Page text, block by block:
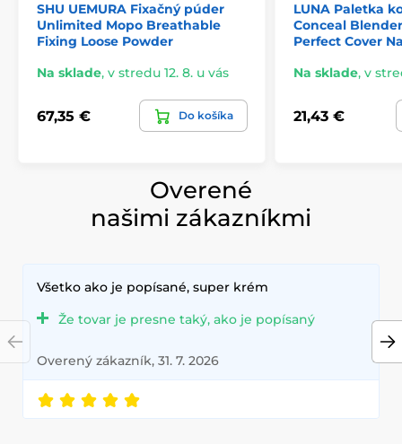
SHU UEMURA Fixačný púder
Unlimited Mopo Breathable
Fixing Loose Powder
Na sklade, v stredu 12. 8. u vás
67,35 € Do košíka
LUNA Paletka
Conceal
Perfect Cover
Na sklade, v
21,43 €
Overené
našimi zákazníkmi
Všetko ako je popísané, super krém
Že tovar je presne taký, ako je popísaný
Overený zákazník, 31. 7. 2026